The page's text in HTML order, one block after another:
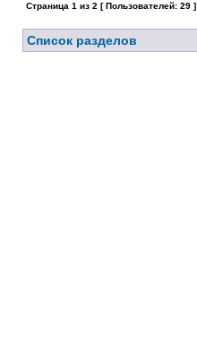
Страница 1 из 2 [ Пользователей: 29 ]
Список разделов